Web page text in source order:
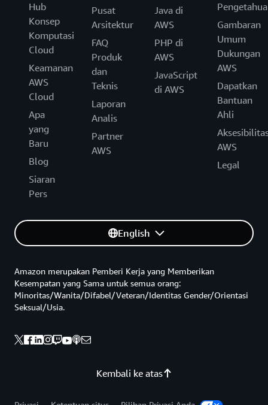
Hub
Konsep
Komputasi
Cloud
Keamanan
AWS
Cloud
Apa
yang
Baru
Blog
Siaran
Pers
Pusat
Arsitektur
FAQ
Produk
dan
Teknis
Laporan
Analis
Partner
AWS
Java di
AWS
PHP di
AWS
JavaScript
di AWS
Gambaran
Umum
Dukungan
AWS
Dapatkan
Bantuan
Ahli
AWS
Legal
English
Kembali ke atas
Amazon merupakan Pemberi Kerja yang Memberikan
Kesempatan yang Sama untuk semua orang:
Minoritas/Wanita/Difabel/Veteran/Identitas Gender/Orientasi
Seksual/Usia.